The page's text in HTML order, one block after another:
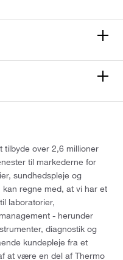
tilbyde over 2,6 millioner
til markederne for
sundhedspleje og
regne med, at vi har et
laboratorier,
- herunder
diagnostik og
kundepleje fra et
at være en del af Thermo